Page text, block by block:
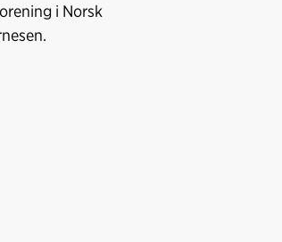
i Norsk